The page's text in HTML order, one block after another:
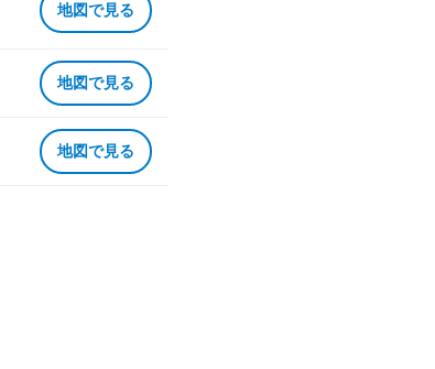
地図で見る
地図で見る
地図で見る